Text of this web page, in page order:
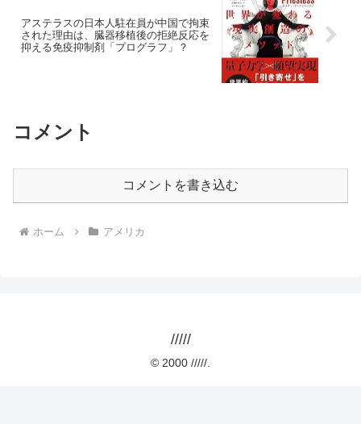
アステラスの日本人駐在員が中国で拘束
された理由は、臓器移植後の拒絶反応を
抑える免疫抑制剤「プログラフ」？
コメント
コメントを書き込む
ホーム アメリカ
/////
© 2000 /////.